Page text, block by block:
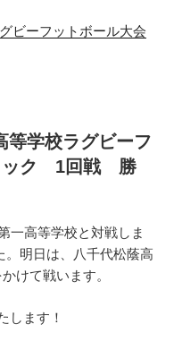
ビーフットボール大会
学校ラグビーフ
ック 1回戦 勝
一高等学校と対戦しま
。明日は、八千代松蔭高
けて戦います。
します！